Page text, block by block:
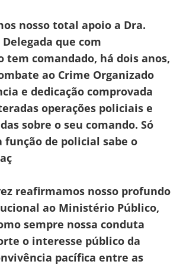
nosso total apoio a Dra.
que com
comandado, há dois anos,
ao Crime Organizado
e dedicação comprovada
operações policiais e
sobre o seu comando. Só
função de policial sabe o
reafirmamos nosso profundo
ao Ministério Público,
sempre nossa conduta
o interesse público da
pacífica entre as